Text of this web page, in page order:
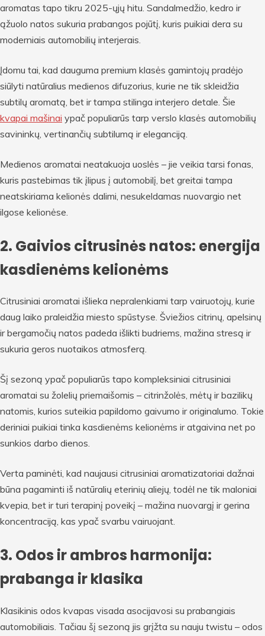
aromatas tapo tikru 2025-ųjų hitu. Sandalmedžio, kedro ir
ąžuolo natos sukuria prabangos pojūtį, kuris puikiai dera su
moderniais automobilių interjerais.
Įdomu tai, kad dauguma premium klasės gamintojų pradėjo
siūlyti natūralius medienos difuzorius, kurie ne tik skleidžia
subtilų aromatą, bet ir tampa stilinga interjero detale. Šie
kvapai mašinai ypač populiarūs tarp verslo klasės automobilių
savininkų, vertinančių subtilumą ir eleganciją.
Medienos aromatai neatakuoja uoslės – jie veikia tarsi fonas,
kuris pastebimas tik įlipus į automobilį, bet greitai tampa
neatskiriama kelionės dalimi, nesukeldamas nuovargio net
ilgose kelionėse.
2. Gaivios citrusinės natos: energija
kasdienėms kelionėms
Citrusiniai aromatai išlieka nepralenkiami tarp vairuotojų, kurie
daug laiko praleidžia miesto spūstyse. Šviežios citrinų, apelsinų
ir bergamočių natos padeda išlikti budriems, mažina stresą ir
sukuria geros nuotaikos atmosferą.
Šį sezoną ypač populiarūs tapo kompleksiniai citrusiniai
aromatai su žolelių priemaišomis – citrinžolės, mėtų ir bazilikų
natomis, kurios suteikia papildomo gaivumo ir originalumo. Tokie
deriniai puikiai tinka kasdienėms kelionėms ir atgaivina net po
sunkios darbo dienos.
Verta paminėti, kad naujausi citrusiniai aromatizatoriai dažnai
būna pagaminti iš natūralių eterinių aliejų, todėl ne tik maloniai
kvepia, bet ir turi terapinį poveikį – mažina nuovargį ir gerina
koncentraciją, kas ypač svarbu vairuojant.
3. Odos ir ambros harmonija:
prabanga ir klasika
Klasikinis odos kvapas visada asocijavosi su prabangiais
automobiliais. Tačiau šį sezoną jis grįžta su nauju twistu – odos